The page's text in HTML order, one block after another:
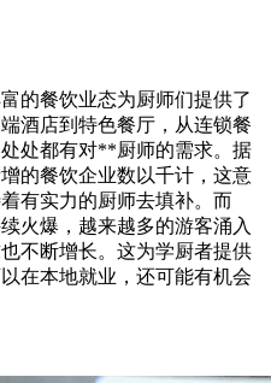
的餐饮业态为厨师们提供了
酒店到特色餐厅，从连锁餐
处都有对**厨师的需求。据
的餐饮企业数以千计，这意
有实力的厨师去填补。而
火爆，越来越多的游客涌入
不断增长。这为学厨者提供
在本地就业，还可能有机会